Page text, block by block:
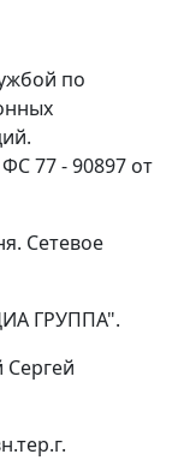
по
77 - 90897 от
Сетевое
ГРУППА".
Сергей